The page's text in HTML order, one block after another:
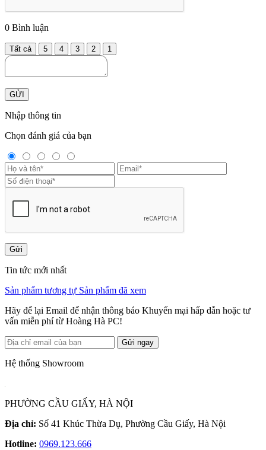
0 Bình luận
Tất cả 5 4 3 2 1
GỬI
Nhập thông tin
Chọn đánh giá của bạn
Gửi
Tin tức mới nhất
Sản phẩm tương tự Sản phẩm đã xem
Hãy để lại Email để nhận thông báo Khuyến mại hấp dẫn hoặc tư
vấn miễn phí từ Hoàng Hà PC!
Gửi ngay
Hệ thống Showroom
PHƯỜNG CẦU GIẤY, HÀ NỘI
Địa chỉ: Số 41 Khúc Thừa Dụ, Phường Cầu Giấy, Hà Nội
Hotline: 0969.123.666